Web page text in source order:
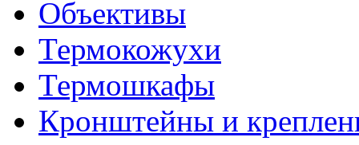
Объективы
Термокожухи
Термошкафы
Кронштейны и